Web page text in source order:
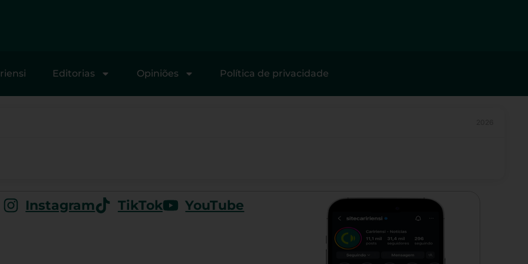
Editorias Opiniões Política de privacidade
Instagram TikTok YouTube